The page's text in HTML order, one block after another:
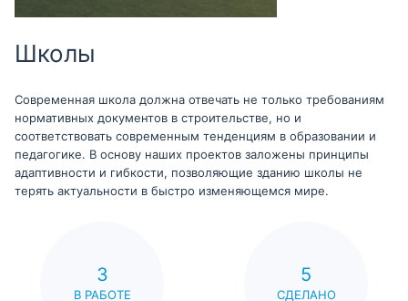
Школы
Современная школа должна отвечать не только требованиям
нормативных документов в строительстве, но и
соответствовать современным тенденциям в образовании и
педагогике. В основу наших проектов заложены принципы
адаптивности и гибкости, позволяющие зданию школы не
терять актуальности в быстро изменяющемся мире.
3
В РАБОТЕ
5
СДЕЛАНО